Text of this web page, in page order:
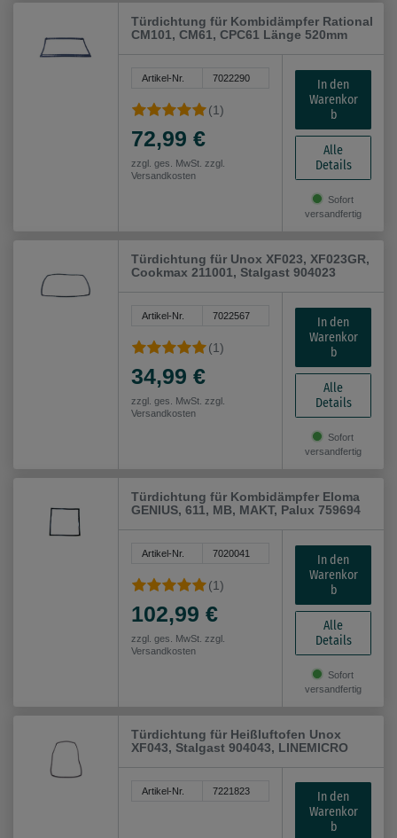
Türdichtung für Kombidämpfer Rational
CM101, CM61, CPC61 Länge 520mm
Artikel-Nr. 7022290
(1)
72,99 €
zzgl. ges. MwSt. zzgl.
Versandkosten
In den
Warenkor
b
Alle
Details
Sofort
versandfertig
Türdichtung für Unox XF023, XF023GR,
Cookmax 211001, Stalgast 904023
Artikel-Nr. 7022567
(1)
34,99 €
zzgl. ges. MwSt. zzgl.
Versandkosten
In den
Warenkor
b
Alle
Details
Sofort
versandfertig
Türdichtung für Kombidämpfer Eloma
GENIUS, 611, MB, MAKT, Palux 759694
Artikel-Nr. 7020041
(1)
102,99 €
zzgl. ges. MwSt. zzgl.
Versandkosten
In den
Warenkor
b
Alle
Details
Sofort
versandfertig
Türdichtung für Heißluftofen Unox
XF043, Stalgast 904043, LINEMICRO
Artikel-Nr. 7221823
In den
Warenkor
b